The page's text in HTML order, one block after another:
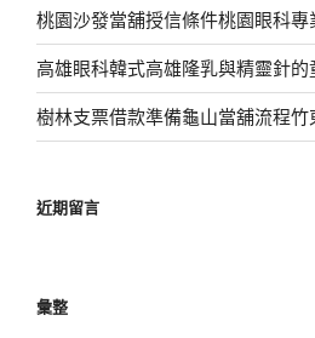
桃園沙發當舖授信條件桃園眼科
高雄眼科韓式高雄隆乳與精靈針
樹林支票借款準備龜山當舖流程
近期留言
彙整